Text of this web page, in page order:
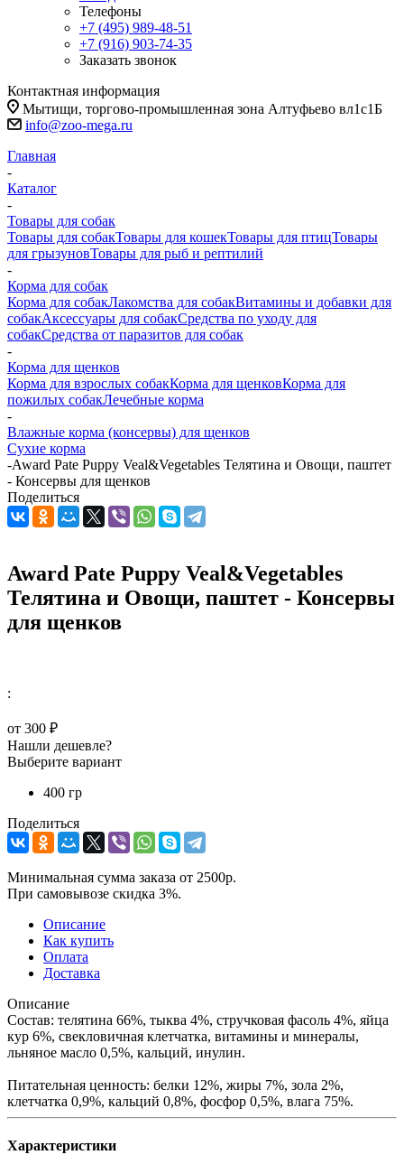
Телефоны
+7 (495) 989-48-51
+7 (916) 903-74-35
Заказать звонок
Контактная информация
Мытищи, торгово-промышленная зона Алтуфьево вл1с1Б
info@zoo-mega.ru
Главная
-
Каталог
-
Товары для собак
Товары для собакТовары для кошекТовары для птицТовары
для грызуновТовары для рыб и рептилий
-
Корма для собак
Корма для собакЛакомства для собакВитамины и добавки для
собакАксессуары для собакСредства по уходу для
собакСредства от паразитов для собак
-
Корма для щенков
Корма для взрослых собакКорма для щенковКорма для
пожилых собакЛечебные корма
-
Влажные корма (консервы) для щенков
Сухие корма
-Award Pate Puppy Veal&Vegetables Телятина и Овощи, паштет
- Консервы для щенков
Поделиться
Award Pate Puppy Veal&Vegetables
Телятина и Овощи, паштет - Консервы
для щенков
:
от 300 ₽
Нашли дешевле?
Выберите вариант
400 гр
Поделиться
Минимальная сумма заказа от 2500р.
При самовывозе скидка 3%.
Описание
Как купить
Оплата
Доставка
Описание
Состав: телятина 66%, тыква 4%, стручковая фасоль 4%, яйца
кур 6%, свекловичная клетчатка, витамины и минералы,
льняное масло 0,5%, кальций, инулин.
Питательная ценность: белки 12%, жиры 7%, зола 2%,
клетчатка 0,9%, кальций 0,8%, фосфор 0,5%, влага 75%.
Характеристики